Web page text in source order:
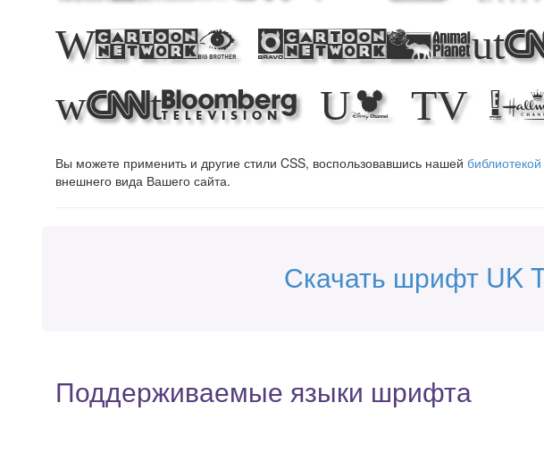
Web
with UK TV
Вы можете применить и другие стили CSS, воспользовавшись нашей
внешнего вида Вашего сайта.
Скачать шрифт UK
Поддерживаемые языки шрифта